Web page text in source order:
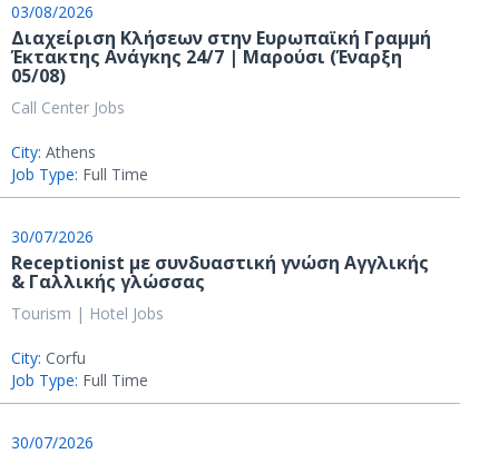
03/08/2026
Διαχείριση Κλήσεων στην Ευρωπαϊκή Γραμμή
Έκτακτης Ανάγκης 24/7 | Μαρούσι (Έναρξη
05/08)
Call Center Jobs
City: Athens
Job Type: Full Time
30/07/2026
Receptionist με συνδυαστική γνώση Αγγλικής
& Γαλλικής γλώσσας
Tourism | Hotel Jobs
City: Corfu
Job Type: Full Time
30/07/2026